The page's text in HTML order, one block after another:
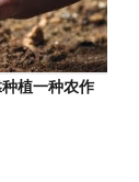
植一种农作